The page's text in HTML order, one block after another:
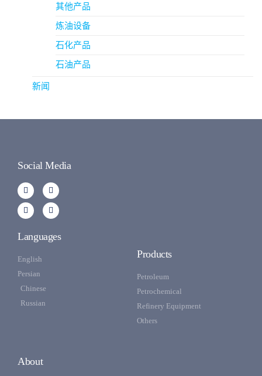
其他产品
炼油设备
石化产品
石油产品
新闻
Social Media
Languages
English
Persian
Chinese
Russian
Products
Petroleum
Petrochemical
Refinery Equipment
Others
About